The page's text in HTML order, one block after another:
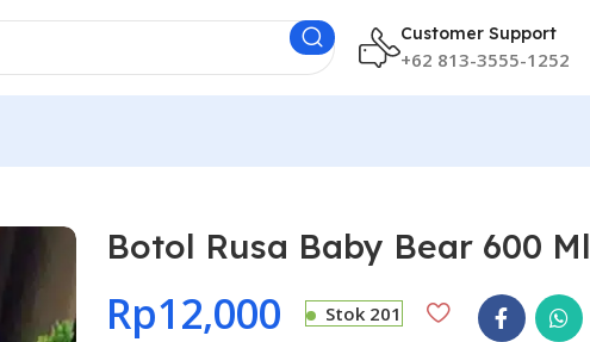
Customer Support
+62 813-3555-1252
Botol Rusa Baby Bear 600 Ml
Rp12,000 Stok 201